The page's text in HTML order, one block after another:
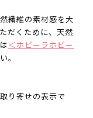
繊維の素材感を大
だくために、天然
＜ホビーラホビー
。
り寄せの表示で